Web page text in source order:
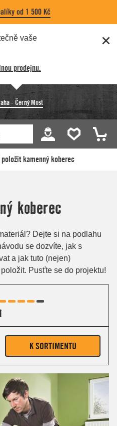
od 1 500 Kč
vaše
prodejnu.
- Černý Most